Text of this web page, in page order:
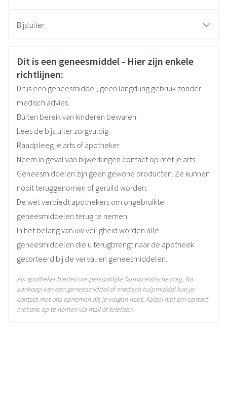
Merken
Breedte
Lengte 120 mm
Diepte 53 mm
Ingrediënten
olanzapine
Behoud Kamertemperatuur (15°C - 25°C)
Bijsluiter
Veiligheidsinformatie
Dit is een geneesmiddel - Hier zijn enkele
richtlijnen:
Dit is een geneesmiddel, geen langdurig gebruik zonder
medisch advies.
Buiten bereik van kinderen bewaren.
Lees de bijsluiter zorgvuldig.
Raadpleeg je arts of apotheker.
Neem in geval van bijwerkingen contact op met je arts.
Geneesmiddelen zijn geen gewone producten. Ze kunnen
nooit teruggenomen of geruild worden.
De wet verbiedt apothekers om ongebruikte
geneesmiddelen terug te nemen.
In het belang van uw veiligheid worden alle
geneesmiddelen die u terugbrengt naar de apotheek
gesorteerd bij de vervallen geneesmiddelen.
Als apotheker bieden we persoonlijke farmaceutische zorg. Na
aankoop van een geneesmiddel of medisch hulpmiddel kun je
contact met ons opnemen als je vragen hebt. Aarzel niet om contact
met ons op te nemen via mail of telefoon.